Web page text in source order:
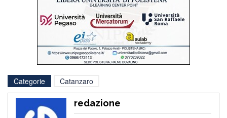
Categorie Catanzaro
redazione